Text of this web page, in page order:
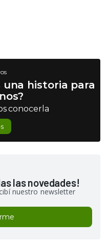
una historia para
conocerla
las novedades!
nuestro newsletter